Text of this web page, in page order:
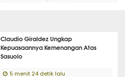
Claudio Giraldez Ungkap
Kepuasaannya Kemenangan Atas
Sasuolo
5 menit 24 detik lalu